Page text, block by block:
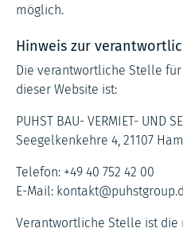
möglich.
Hinweis zur
Die verantwortliche Stelle
dieser Website ist:
PUHST BAU- VERMIET- UND
Seegelkenkehre 4, 21107
Telefon: +49 40 752 42 00
E-Mail:
Verantwortliche Stelle ist